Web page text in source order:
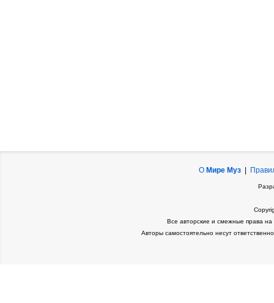
О Мире Муз|
Все авторские и смежные права
Авторы самостоятельно несут